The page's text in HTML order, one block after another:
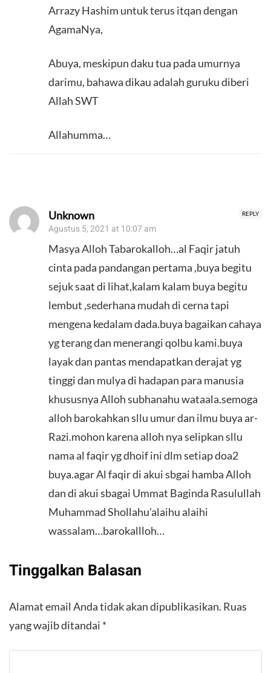
Arrazy Hashim untuk terus itqan dengan
AgamaNya,
Abuya, meskipun daku tua pada umurnya
darimu, bahawa dikau adalah guruku diberi
Allah SWT
Allahumma…
REPLY
Unknown
Agustus 5, 2021 at 10:07 am
Masya Alloh Tabarokalloh…al Faqir jatuh
cinta pada pandangan pertama ,buya begitu
sejuk saat di lihat,kalam kalam buya begitu
lembut ,sederhana mudah di cerna tapi
mengena kedalam dada.buya bagaikan cahaya
yg terang dan menerangi qolbu kami.buya
layak dan pantas mendapatkan derajat yg
tinggi dan mulya di hadapan para manusia
khususnya Alloh subhanahu wataala.semoga
alloh barokahkan sllu umur dan ilmu buya ar-
Razi.mohon karena alloh nya selipkan sllu
nama al faqir yg dhoif ini dlm setiap doa2
buya.agar Al faqir di akui sbgai hamba Alloh
dan di akui sbagai Ummat Baginda Rasulullah
Muhammad Shollahu'alaihu alaihi
wassalam…barokallloh…
Tinggalkan Balasan
Alamat email Anda tidak akan dipublikasikan. Ruas
yang wajib ditandai *